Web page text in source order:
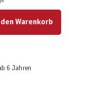
die Schaltflächen um die Anzahl zu
Warenkorb
6 Jahren